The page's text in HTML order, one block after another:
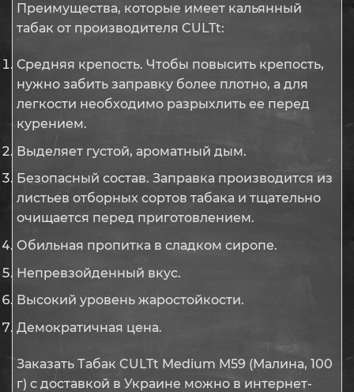
Преимущества, которые имеет кальянный
табак от производителя CULTt:
Средняя крепость. Чтобы повысить крепость,
нужно забить заправку более плотно, а для
легкости необходимо разрыхлить ее перед
курением.
Выделяет густой, ароматный дым.
Безопасный состав. Заправка производится из
листьев отборных сортов табака и тщательно
очищается перед приготовлением.
Обильная пропитка в сладком сиропе.
Непревзойденный вкус.
Высокий уровень жаростойкости.
Демократичная цена.
Заказать Табак CULTt Medium M59 (Малина, 100
г) с доставкой в Украине можно в интернет-